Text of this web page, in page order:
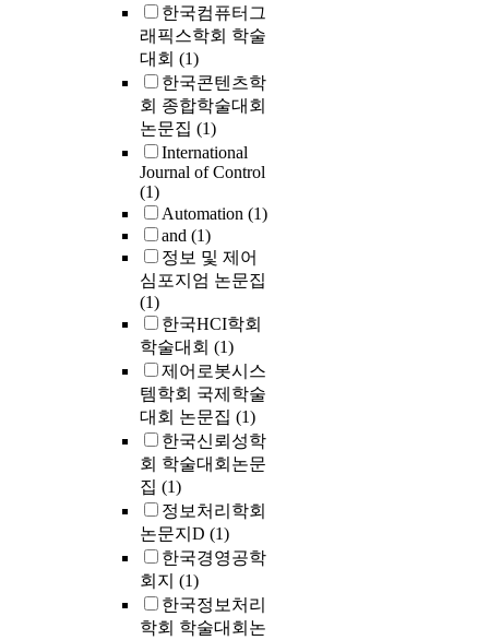
한국컴퓨터그
래픽스학회 학술
대회 (1)
한국콘텐츠학
회 종합학술대회
논문집 (1)
International
Journal of Control
(1)
Automation (1)
and (1)
정보 및 제어
심포지엄 논문집
(1)
한국HCI학회
학술대회 (1)
제어로봇시스
템학회 국제학술
대회 논문집 (1)
한국신뢰성학
회 학술대회논문
집 (1)
정보처리학회
논문지D (1)
한국경영공학
회지 (1)
한국정보처리
학회 학술대회논